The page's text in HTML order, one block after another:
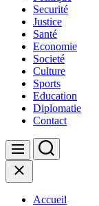
Securité
Justice
Santé
Economie
Societé
Culture
Sports
Education
Diplomatie
Contact
Menu Search
Close
Accueil